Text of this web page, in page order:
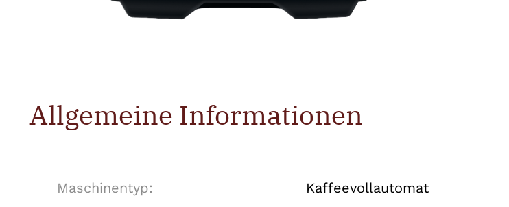
Allgemeine Informationen
Maschinentyp: Kaffeevollautomat